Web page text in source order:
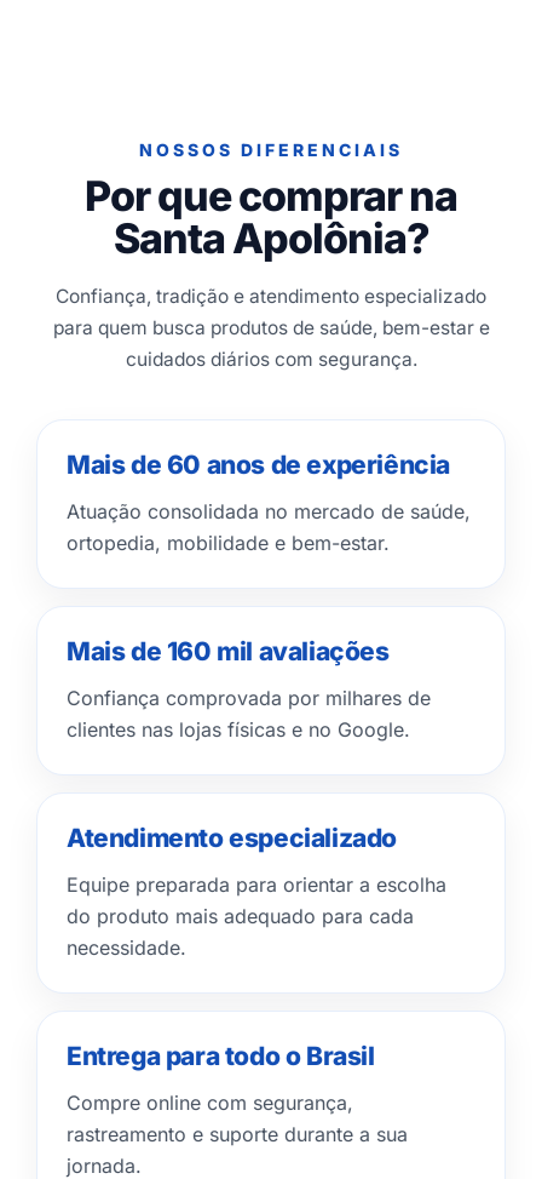
NOSSOS DIFERENCIAIS
Por que comprar na
Santa Apolônia?
Confiança, tradição e atendimento especializado
para quem busca produtos de saúde, bem-estar e
cuidados diários com segurança.
Mais de 60 anos de experiência
Atuação consolidada no mercado de saúde,
ortopedia, mobilidade e bem-estar.
Mais de 160 mil avaliações
Confiança comprovada por milhares de
clientes nas lojas físicas e no Google.
Atendimento especializado
Equipe preparada para orientar a escolha
do produto mais adequado para cada
necessidade.
Entrega para todo o Brasil
Compre online com segurança,
rastreamento e suporte durante a sua
jornada.